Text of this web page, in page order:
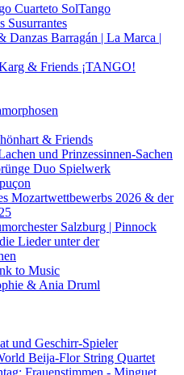
Cuarteto SolTango
Susurrantes
Danzas Barragán | La Marca |
& Friends ¡TANGO!
& Friends
und Prinzessinnen-Sachen
Duo Spielwerk
Mozartwettbewerbs 2026 & der
Salzburg | Pinnock
Lieder unter der
to Music
& Ania Druml
und Geschirr-Spieler
Beija-Flor String Quartet
Frauenstimmen - Minguet